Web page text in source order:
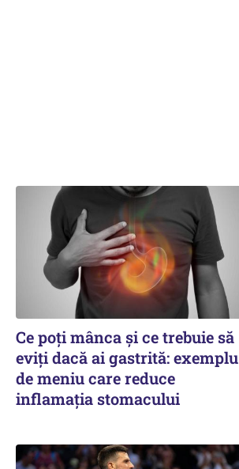
Ce poți mânca și ce trebuie să
eviți dacă ai gastrită: exemplu
de meniu care reduce
inflamația stomacului